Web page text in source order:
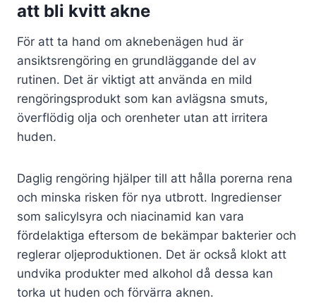
att bli kvitt akne
För att ta hand om aknebenägen hud är
ansiktsrengöring en grundläggande del av
rutinen. Det är viktigt att använda en mild
rengöringsprodukt som kan avlägsna smuts,
överflödig olja och orenheter utan att irritera
huden.
Daglig rengöring hjälper till att hålla porerna rena
och minska risken för nya utbrott. Ingredienser
som salicylsyra och niacinamid kan vara
fördelaktiga eftersom de bekämpar bakterier och
reglerar oljeproduktionen. Det är också klokt att
undvika produkter med alkohol då dessa kan
torka ut huden och förvärra aknen.